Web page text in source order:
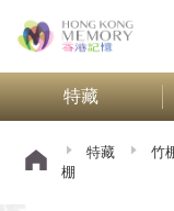
特藏
特藏 竹
棚